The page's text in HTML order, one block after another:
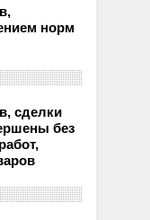
норм
сделки
без